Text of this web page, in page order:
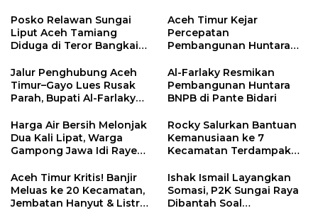
Posko Relawan Sungai
Liput Aceh Tamiang
Diduga di Teror Bangkai
Aceh Timur Kejar
Percepatan
Pembangunan Huntara
Bencana
Jalur Penghubung Aceh
Timur–Gayo Lues Rusak
Parah, Bupati Al-Farlaky
Pembangunan
Al-Farlaky Resmikan
Pembangunan Huntara
BNPB di Pante Bidari
Harga Air Bersih Melonjak
Dua Kali Lipat, Warga
Gampong Jawa Idi Rayeuk
Rocky Salurkan Bantuan
Kemanusiaan ke 7
Kecamatan Terdampak
Aceh Timur Kritis! Banjir
Meluas ke 20 Kecamatan,
Jembatan Hanyut & Listrik
Ishak Ismail Layangkan
Somasi, P2K Sungai Raya
Dibantah Soal